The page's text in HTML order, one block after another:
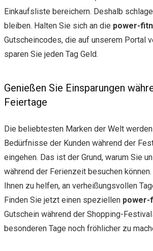
Einkaufsliste bereichern. Deshalb
bleiben. Halten Sie sich an die power-
Gutscheincodes, die auf unserem Portal
sparen Sie jeden Tag Geld.
Genießen Sie Einsparungen
Feiertage
Die beliebtesten Marken der Welt
Bedürfnisse der Kunden während der
eingehen. Das ist der Grund, warum Sie
während der Ferienzeit besuchen
Ihnen zu helfen, an verheißungsvollen
Finden Sie jetzt einen speziellen power-
Gutschein während der Shopping-
besonderen Tage noch fröhlicher zu